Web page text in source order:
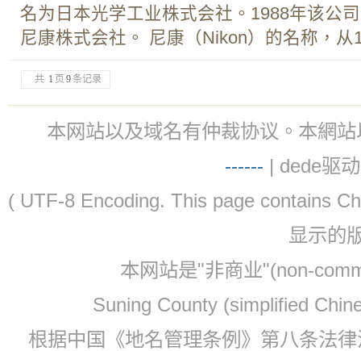
名为日本光学工业株式会社。1988年该公
尼康株式会社。 尼康（Nikon）的名称，从
共 1 页 9 条记录
本网站以及域名有仲裁协议。本網
------ | dede驱
( UTF-8 Encoding. This page contains
显示的
本网站是"非商业"(non-
Suning County (simplified
根据中国《地名管理条例》第八条法